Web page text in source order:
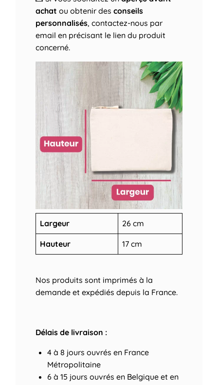
achat ou obtenir des conseils
personnalisés, contactez-nous par
email en précisant le lien du produit
concerné.
Largeur 26 cm
Hauteur 17 cm
Nos produits sont imprimés à la
demande et expédiés depuis la France.
Délais de livraison :
4 à 8 jours ouvrés en France
Métropolitaine
6 à 15 jours ouvrés en Belgique et en